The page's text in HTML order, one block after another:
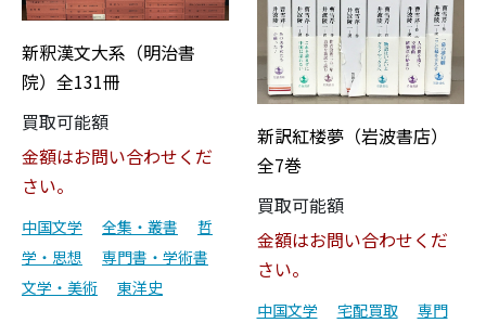
新釈漢文大系（明治書
院）全131冊
買取可能額
金額はお問い合わせくだ
さい。
中国文学 全集・叢書
哲
学・思想
専門書・学術書
文学・美術
東洋史
新訳紅楼夢（岩波書店）
全7巻
買取可能額
金額はお問い合わせくだ
さい。
中国文学 宅配買取
専門